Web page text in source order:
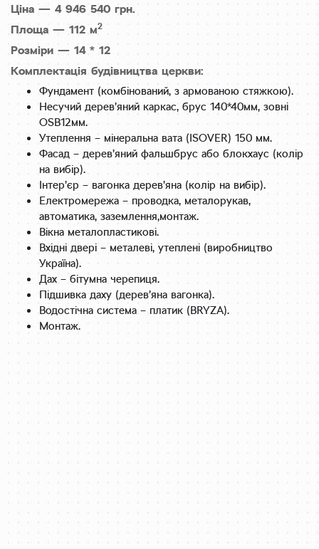
Ціна — 4 946 540 грн.
Площа — 112 м2
Розміри — 14 * 12
Комплектація будівництва церкви:
Фундамент (комбінований, з армованою стяжкою).
Несучий дерев’яний каркас, брус 140*40мм, зовні
OSB12мм.
Утеплення – мінеральна вата (ISOVER) 150 мм.
Фасад – дерев’яний фальшбрус або блокхаус (колір
на вибір).
Інтер’єр – вагонка дерев’яна (колір на вибір).
Електромережа – проводка, металорукав,
автоматика, заземлення,монтаж.
Вікна металопластикові.
Вхідні двері – металеві, утеплені (виробництво
Україна).
Дах – бітумна черепиця.
Підшивка даху (дерев’яна вагонка).
Водостічна система – платик (BRYZA).
Монтаж.